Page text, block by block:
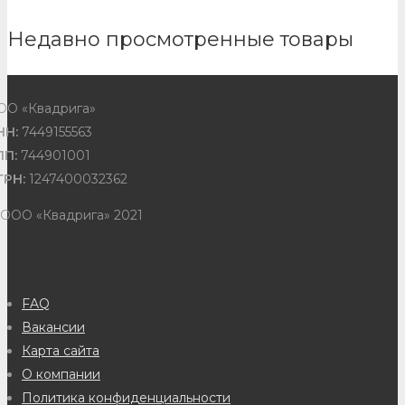
Недавно просмотренные товары
«Квадрига»
7449155563
744901001
1247400032362
«Квадрига» 2021
FAQ
Вакансии
Карта сайта
О компании
Политика конфиденциальности